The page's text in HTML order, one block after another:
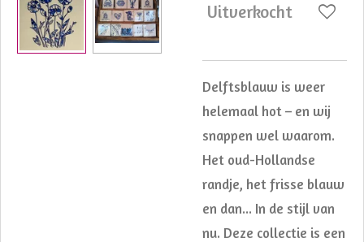
Uitverkocht
Delftsblauw is weer
helemaal hot – en wij
snappen wel waarom.
Het oud-Hollandse
randje, het frisse blauw
en dan... In de stijl van
nu. Deze collectie is een